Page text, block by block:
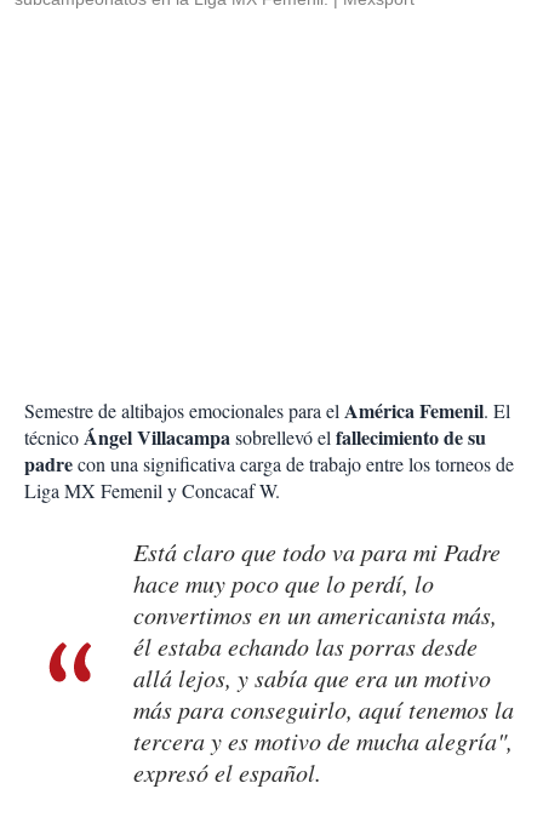
Semestre de altibajos emocionales para elAmérica Femenil. El
técnicoÁngel Villacampasobrellevó elfallecimiento de su
padrecon una significativa carga de trabajo entre los torneos de
Liga MX Femenil y Concacaf W.
Está claro que todo va para mi Padre
hace muy poco que lo perdí, lo
convertimos en un americanista más,
él estaba echando las porras desde
allá lejos, y sabía que era un motivo
más para conseguirlo, aquí tenemos la
tercera y es motivo de mucha alegría",
expresó el español.